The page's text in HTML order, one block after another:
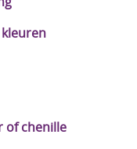
kleuren
of chenille